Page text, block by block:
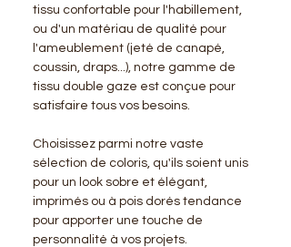
tissu confortable pour l'habillement,
ou d'un matériau de qualité pour
l'ameublement (jeté de canapé,
coussin, draps...), notre gamme de
tissu double gaze est conçue pour
satisfaire tous vos besoins.
Choisissez parmi notre vaste
sélection de coloris, qu'ils soient unis
pour un look sobre et élégant,
imprimés ou à pois dorés tendance
pour apporter une touche de
personnalité à vos projets.